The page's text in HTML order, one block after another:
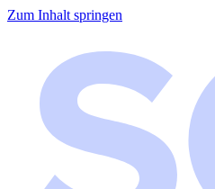
Zum Inhalt springen